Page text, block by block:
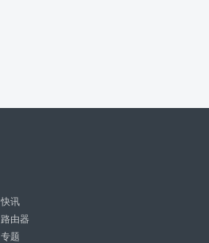
快讯
路由器
专题